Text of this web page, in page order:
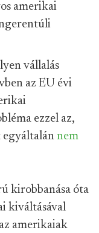
amerikai
vállalás
az EU évi
ezzel az,
egyáltalán nem
kirobbanása óta
kiváltásával
amerikaiak